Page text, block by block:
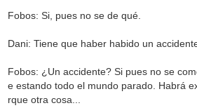
Fobos: Si, pues no se de qué.
Dani: Tiene que haber habido un
Fobos: ¿Un accidente? Si pues no se
e estando todo el mundo parado. Habrá
rque otra cosa...